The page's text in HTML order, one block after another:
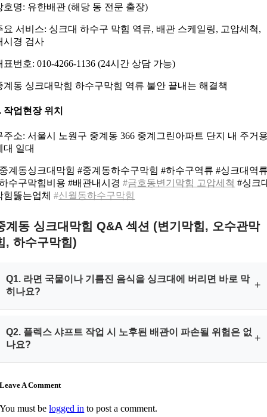
호명: 유한배관 (해당 동 전문 출장)
요 서비스: 싱크대 하수구 막힘 역류, 배관 스케일링, 고압세척,
시경 검사
표번호: 010-4266-1136 (24시간 상담 가능)
계동 싱크대막힘 하수구막힘 역류 불안 끝내는 해결책
작업현장 위치
주소: 서울시 노원구 중계동 366 중계그린아파트 단지 내 주거
대 일대
계동싱크대막힘 #중계동하수구막힘 #하수구역류 #싱크대역
수구막힘비용 #배관내시경#금호동변기막힘 고압세척 #싱크
힘뚫는업체#신월동하수구막힘
계동 싱크대막힘 Q&A 섹션 (변기막힘, 오수관막
, 하수구막힘)
Q1. 라면 국물이나 기름진 음식을 싱크대에 버리면 바로 막
히나요?
+
A1. 한두 번의 배출로 즉시 차단되지는 않지만 기름 성분이 차가
운 물과 만나면 고체 형태로 응고되어 배관 내벽에 부착됩니다.
니다.
Q2. 플렉스 샤프트 작업 시 노후된 배관이 파손될 위험은 없
나요?
+
A2. 유한배관이 사용하는 초경량 체인 노커 샤프트는 배관 재질
로 내부를 실시간 모니터링하며 정밀 타격 스케일링을 진행하기
Leave A Comment
You must belogged in to post a comment.